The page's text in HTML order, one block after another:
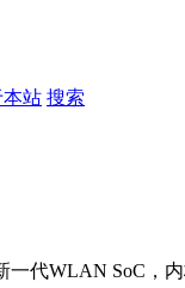
本站 搜索
一代WLAN SoC，